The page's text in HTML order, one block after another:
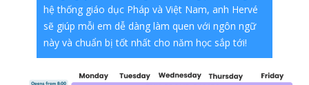
hệ thống giáo dục Pháp và Việt Nam, anh Hervé
sẽ giúp mỗi em dễ dàng làm quen với ngôn ngữ
này và chuẩn bị tốt nhất cho năm học sắp tới!